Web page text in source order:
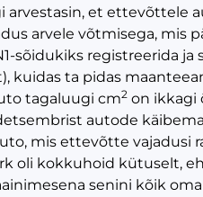
et ettevõttele
arvele võtmisega, mis
sõidukiks registreerida
kuidas ta pidas
tagaluugi cm2 on ikkagi
autode
mis ettevõtte vajadusi
oli kokkuhoid kütuselt,
senini kõik